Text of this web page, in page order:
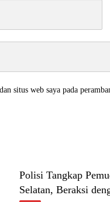
situs web saya pada
Polisi Tangkap
Selatan, Beraksi